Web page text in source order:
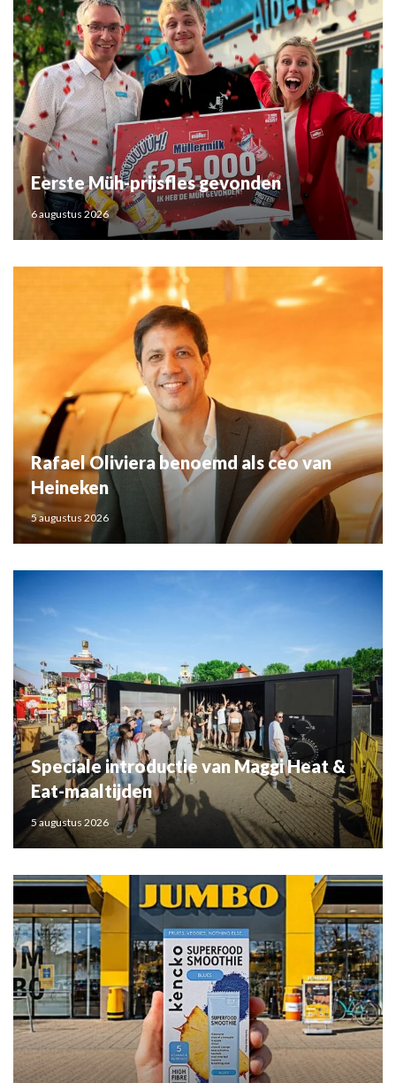
Eerste Müh-prijsfles gevonden
6 augustus 2026
Rafael Oliviera benoemd als ceo van
Heineken
5 augustus 2026
Speciale introductie van Maggi Heat &
Eat-maaltijden
5 augustus 2026